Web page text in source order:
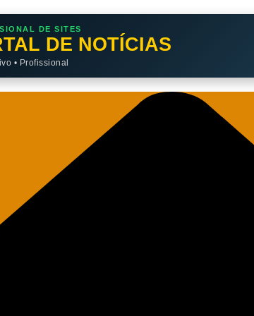
DE SITES
DE NOTÍCIAS
• Profissional